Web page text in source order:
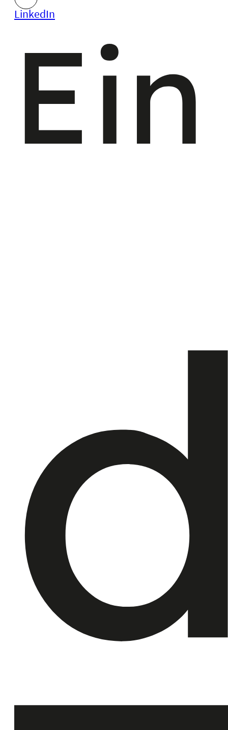
LinkedIn